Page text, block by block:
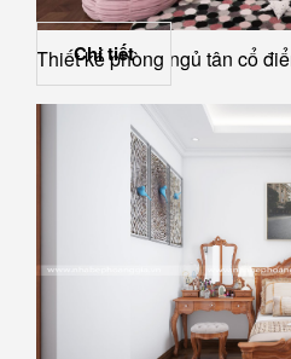
Thiết kế phòng ngủ tân cổ
Chi tiết